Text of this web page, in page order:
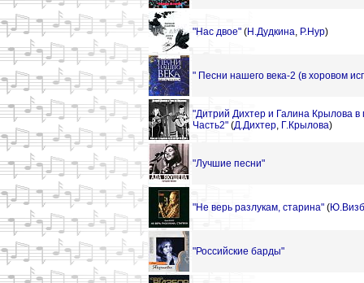
"Нас двое" (Н.Дудкина, Р.Нур)
" Песни нашего века-2 (в хоровом
"Дитрий Дихтер и Галина Крылова в
Часть2" (Д.Дихтер, Г.Крылова)
"Лучшие песни"
"Не верь разлукам, старина" (
"Российские барды"